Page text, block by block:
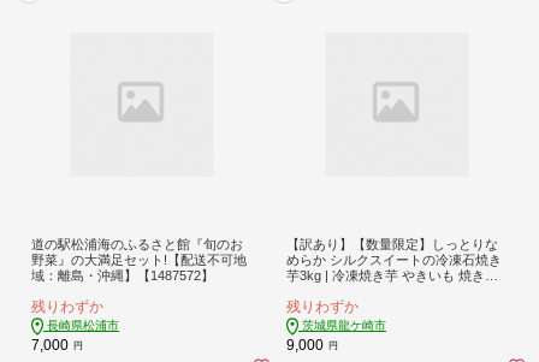
道の駅松浦海のふるさと館『旬のお
野菜』の大満足セット!【配送不可地
域：離島・沖縄】【1487572】
残りわずか
長崎県松浦市
7,000 円
【訳あり】【数量限定】しっとりな
めらか シルクスイートの冷凍石焼き
芋3kg | 冷凍焼き芋 やきいも 焼き芋
ギフト プレゼント 国産 無添加 茨城
県産 さつまいも サツマイモ お芋 い
も おやつ 干し芋 石焼き芋 紅はるか
シルクスイート 紅はるか ねっとり
残りわずか
茨城県龍ケ崎市
9,000 円